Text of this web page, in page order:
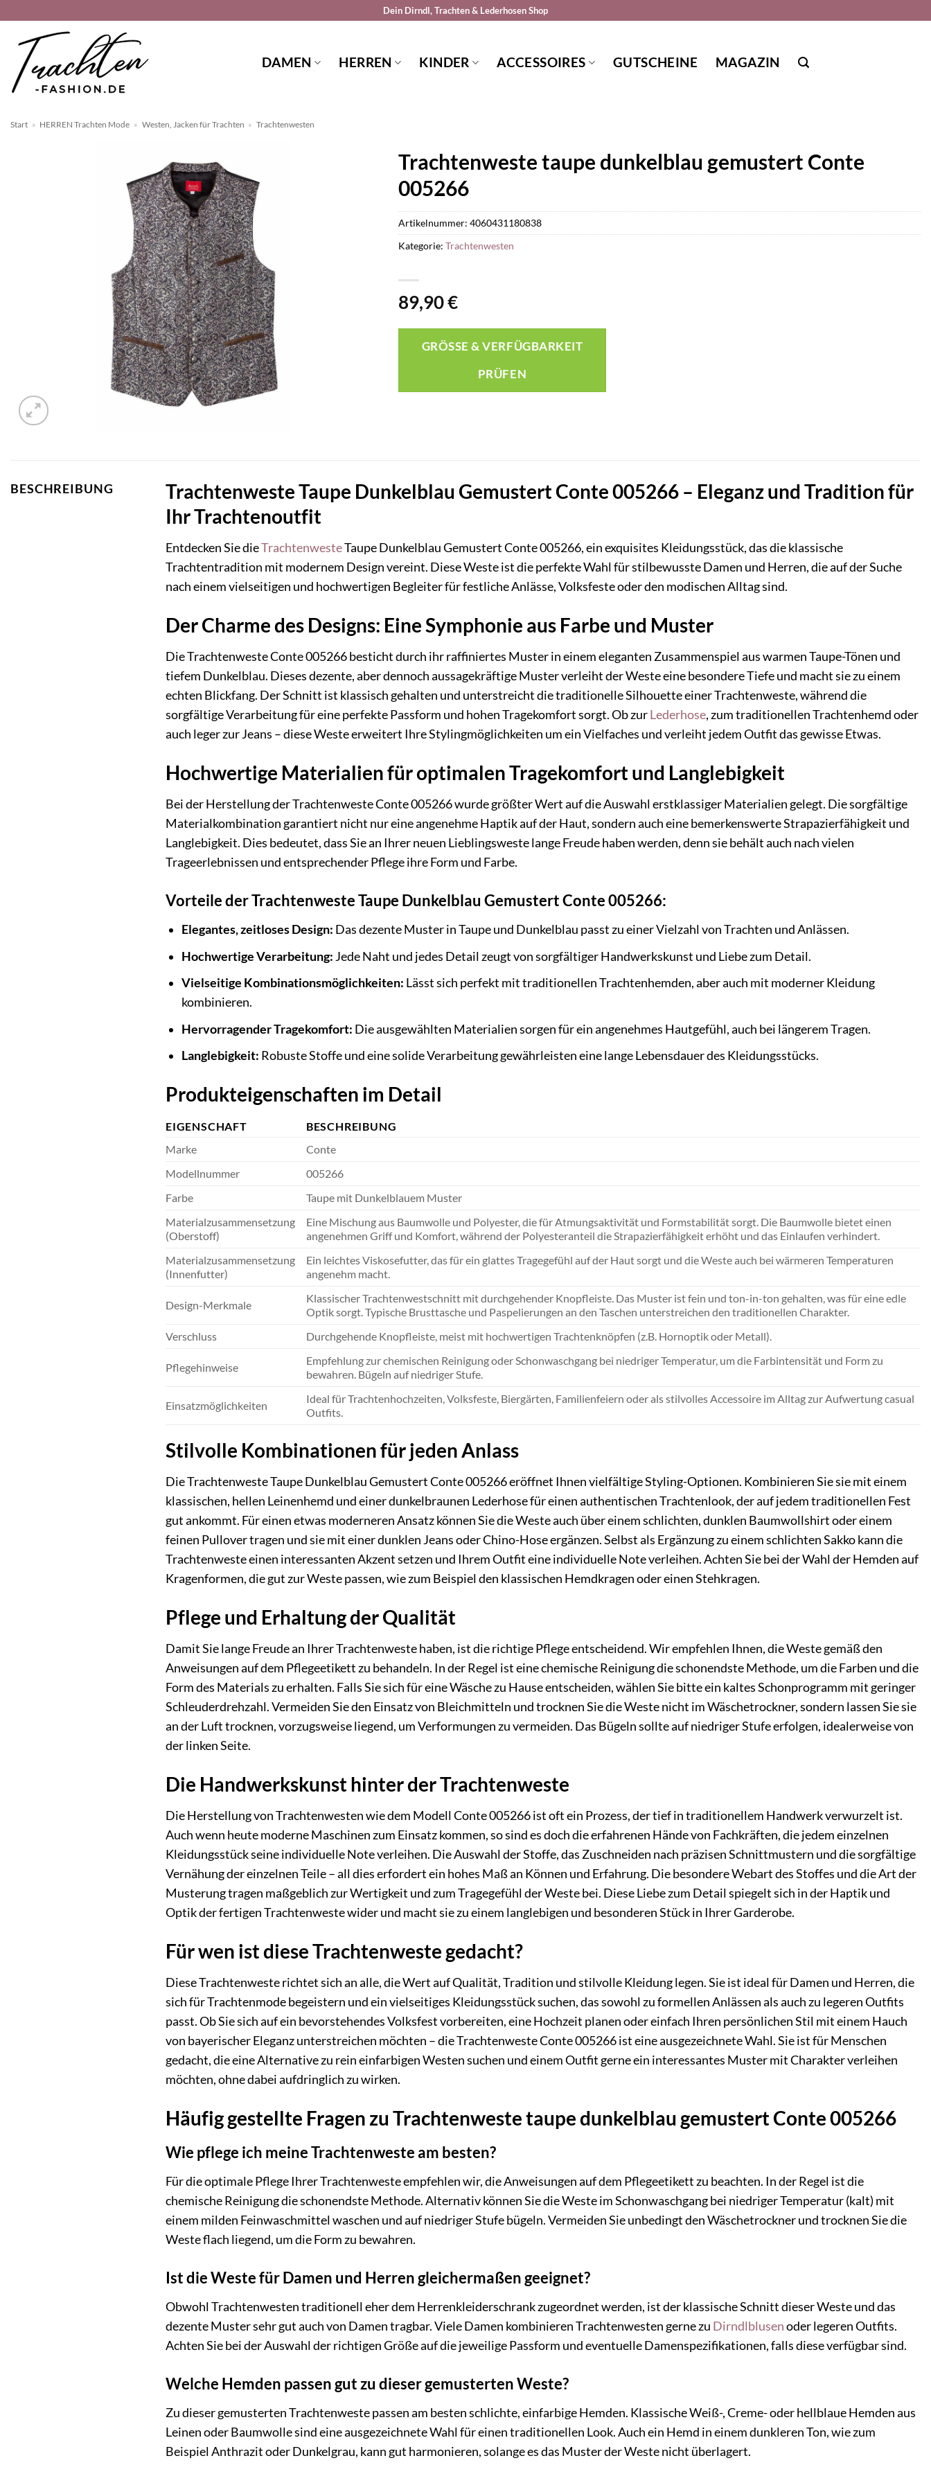
springen
Dein Dirndl, Trachten & Lederhosen Shop
DAMEN HERREN KINDER ACCESSOIRES GUTSCHEINE MAGAZIN
Start » HERREN Trachten Mode » Westen, Jacken für Trachten » Trachtenwesten
Trachtenweste taupe dunkelblau gemustert Conte
005266
89,90€
GRÖSSE & VERFÜGBARKEIT P
RÜFEN
Artikelnummer: 4060431180838
Kategorie: Trachtenwesten
BESCHREIBUNG
Trachtenweste Taupe Dunkelblau Gemustert Conte 005266 – Eleganz und Tradition für
Ihr Trachtenoutfit
Entdecken Sie dieTrachtenwesteTaupe Dunkelblau Gemustert Conte 005266, ein exquisites Kleidungsstück, das die klassische
Trachtentradition mit modernem Design vereint. Diese Weste ist die perfekte Wahl für stilbewusste Damen und Herren, die auf der Suche
nach einem vielseitigen und hochwertigen Begleiter für festliche Anlässe, Volksfeste oder den modischen Alltag sind.
Der Charme des Designs: Eine Symphonie aus Farbe und Muster
Die Trachtenweste Conte 005266 besticht durch ihr raffiniertes Muster in einem eleganten Zusammenspiel aus warmen Taupe-Tönen und
tiefem Dunkelblau. Dieses dezente, aber dennoch aussagekräftige Muster verleiht der Weste eine besondere Tiefe und macht sie zu einem
echten Blickfang. Der Schnitt ist klassisch gehalten und unterstreicht die traditionelle Silhouette einer Trachtenweste, während die
sorgfältige Verarbeitung für eine perfekte Passform und hohen Tragekomfort sorgt. Ob zurLederhose, zum traditionellen Trachtenhemd oder
auch leger zur Jeans – diese Weste erweitert Ihre Stylingmöglichkeiten um ein Vielfaches und verleiht jedem Outfit das gewisse Etwas.
Hochwertige Materialien für optimalen Tragekomfort und Langlebigkeit
Bei der Herstellung der Trachtenweste Conte 005266 wurde größter Wert auf die Auswahl erstklassiger Materialien gelegt. Die sorgfältige
Materialkombination garantiert nicht nur eine angenehme Haptik auf der Haut, sondern auch eine bemerkenswerte Strapazierfähigkeit und
Langlebigkeit. Dies bedeutet, dass Sie an Ihrer neuen Lieblingsweste lange Freude haben werden, denn sie behält auch nach vielen
Trageerlebnissen und entsprechender Pflege ihre Form und Farbe.
Vorteile der Trachtenweste Taupe Dunkelblau Gemustert Conte 005266:
Elegantes, zeitloses Design: Das dezente Muster in Taupe und Dunkelblau passt zu einer Vielzahl von Trachten und Anlässen.
Hochwertige Verarbeitung: Jede Naht und jedes Detail zeugt von sorgfältiger Handwerkskunst und Liebe zum Detail.
Vielseitige Kombinationsmöglichkeiten: Lässt sich perfekt mit traditionellen Trachtenhemden, aber auch mit moderner Kleidung
kombinieren.
Hervorragender Tragekomfort: Die ausgewählten Materialien sorgen für ein angenehmes Hautgefühl, auch bei längerem Tragen.
Langlebigkeit: Robuste Stoffe und eine solide Verarbeitung gewährleisten eine lange Lebensdauer des Kleidungsstücks.
Produkteigenschaften im Detail
EIGENSCHAFT
BESCHREIBUNG
Marke
Conte
Modellnummer
005266
Farbe
Taupe mit Dunkelblauem Muster
Materialzusammensetzung
(Oberstoff)
Eine Mischung aus Baumwolle und Polyester, die für Atmungsaktivität und Formstabilität sorgt. Die Baumwolle bietet einen
angenehmen Griff und Komfort, während der Polyesteranteil die Strapazierfähigkeit erhöht und das Einlaufen verhindert.
Materialzusammensetzung
(Innenfutter)
Ein leichtes Viskosefutter, das für ein glattes Tragegefühl auf der Haut sorgt und die Weste auch bei wärmeren Temperaturen
angenehm macht.
Design-Merkmale
Klassischer Trachtenwestschnitt mit durchgehender Knopfleiste. Das Muster ist fein und ton-in-ton gehalten, was für eine edle
Optik sorgt. Typische Brusttasche und Paspelierungen an den Taschen unterstreichen den traditionellen Charakter.
Verschluss
Durchgehende Knopfleiste, meist mit hochwertigen Trachtenknöpfen (z.B. Hornoptik oder Metall).
Pflegehinweise
Empfehlung zur chemischen Reinigung oder Schonwaschgang bei niedriger Temperatur, um die Farbintensität und Form zu
bewahren. Bügeln auf niedriger Stufe.
Einsatzmöglichkeiten
Ideal für Trachtenhochzeiten, Volksfeste, Biergärten, Familienfeiern oder als stilvolles Accessoire im Alltag zur Aufwertung casual
Outfits.
Stilvolle Kombinationen für jeden Anlass
Die Trachtenweste Taupe Dunkelblau Gemustert Conte 005266 eröffnet Ihnen vielfältige Styling-Optionen. Kombinieren Sie sie mit einem
klassischen, hellen Leinenhemd und einer dunkelbraunen Lederhose für einen authentischen Trachtenlook, der auf jedem traditionellen Fest
gut ankommt. Für einen etwas moderneren Ansatz können Sie die Weste auch über einem schlichten, dunklen Baumwollshirt oder einem
feinen Pullover tragen und sie mit einer dunklen Jeans oder Chino-Hose ergänzen. Selbst als Ergänzung zu einem schlichten Sakko kann die
Trachtenweste einen interessanten Akzent setzen und Ihrem Outfit eine individuelle Note verleihen. Achten Sie bei der Wahl der Hemden auf
Kragenformen, die gut zur Weste passen, wie zum Beispiel den klassischen Hemdkragen oder einen Stehkragen.
Pflege und Erhaltung der Qualität
Damit Sie lange Freude an Ihrer Trachtenweste haben, ist die richtige Pflege entscheidend. Wir empfehlen Ihnen, die Weste gemäß den
Anweisungen auf dem Pflegeetikett zu behandeln. In der Regel ist eine chemische Reinigung die schonendste Methode, um die Farben und die
Form des Materials zu erhalten. Falls Sie sich für eine Wäsche zu Hause entscheiden, wählen Sie bitte ein kaltes Schonprogramm mit geringer
Schleuderdrehzahl. Vermeiden Sie den Einsatz von Bleichmitteln und trocknen Sie die Weste nicht im Wäschetrockner, sondern lassen Sie sie
an der Luft trocknen, vorzugsweise liegend, um Verformungen zu vermeiden. Das Bügeln sollte auf niedriger Stufe erfolgen, idealerweise von
der linken Seite.
Die Handwerkskunst hinter der Trachtenweste
Die Herstellung von Trachtenwesten wie dem Modell Conte 005266 ist oft ein Prozess, der tief in traditionellem Handwerk verwurzelt ist.
Auch wenn heute moderne Maschinen zum Einsatz kommen, so sind es doch die erfahrenen Hände von Fachkräften, die jedem einzelnen
Kleidungsstück seine individuelle Note verleihen. Die Auswahl der Stoffe, das Zuschneiden nach präzisen Schnittmustern und die sorgfältige
Vernähung der einzelnen Teile – all dies erfordert ein hohes Maß an Können und Erfahrung. Die besondere Webart des Stoffes und die Art der
Musterung tragen maßgeblich zur Wertigkeit und zum Tragegefühl der Weste bei. Diese Liebe zum Detail spiegelt sich in der Haptik und
Optik der fertigen Trachtenweste wider und macht sie zu einem langlebigen und besonderen Stück in Ihrer Garderobe.
Für wen ist diese Trachtenweste gedacht?
Diese Trachtenweste richtet sich an alle, die Wert auf Qualität, Tradition und stilvolle Kleidung legen. Sie ist ideal für Damen und Herren, die
sich für Trachtenmode begeistern und ein vielseitiges Kleidungsstück suchen, das sowohl zu formellen Anlässen als auch zu legeren Outfits
passt. Ob Sie sich auf ein bevorstehendes Volksfest vorbereiten, eine Hochzeit planen oder einfach Ihren persönlichen Stil mit einem Hauch
von bayerischer Eleganz unterstreichen möchten – die Trachtenweste Conte 005266 ist eine ausgezeichnete Wahl. Sie ist für Menschen
gedacht, die eine Alternative zu rein einfarbigen Westen suchen und einem Outfit gerne ein interessantes Muster mit Charakter verleihen
möchten, ohne dabei aufdringlich zu wirken.
Häufig gestellte Fragen zu Trachtenweste taupe dunkelblau gemustert Conte 005266
Wie pflege ich meine Trachtenweste am besten?
Für die optimale Pflege Ihrer Trachtenweste empfehlen wir, die Anweisungen auf dem Pflegeetikett zu beachten. In der Regel ist die
chemische Reinigung die schonendste Methode. Alternativ können Sie die Weste im Schonwaschgang bei niedriger Temperatur (kalt) mit
einem milden Feinwaschmittel waschen und auf niedriger Stufe bügeln. Vermeiden Sie unbedingt den Wäschetrockner und trocknen Sie die
Weste flach liegend, um die Form zu bewahren.
Ist die Weste für Damen und Herren gleichermaßen geeignet?
Obwohl Trachtenwesten traditionell eher dem Herrenkleiderschrank zugeordnet werden, ist der klassische Schnitt dieser Weste und das
dezente Muster sehr gut auch von Damen tragbar. Viele Damen kombinieren Trachtenwesten gerne zu Dirndlblusenoder legeren Outfits.
Achten Sie bei der Auswahl der richtigen Größe auf die jeweilige Passform und eventuelle Damenspezifikationen, falls diese verfügbar sind.
Welche Hemden passen gut zu dieser gemusterten Weste?
Zu dieser gemusterten Trachtenweste passen am besten schlichte, einfarbige Hemden. Klassische Weiß-, Creme- oder hellblaue Hemden aus
Leinen oder Baumwolle sind eine ausgezeichnete Wahl für einen traditionellen Look. Auch ein Hemd in einem dunkleren Ton, wie zum
Beispiel Anthrazit oder Dunkelgrau, kann gut harmonieren, solange es das Muster der Weste nicht überlagert.